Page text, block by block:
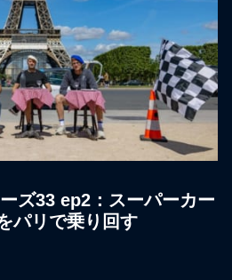
ズ33 ep2：スーパーカー
パリで乗り回す